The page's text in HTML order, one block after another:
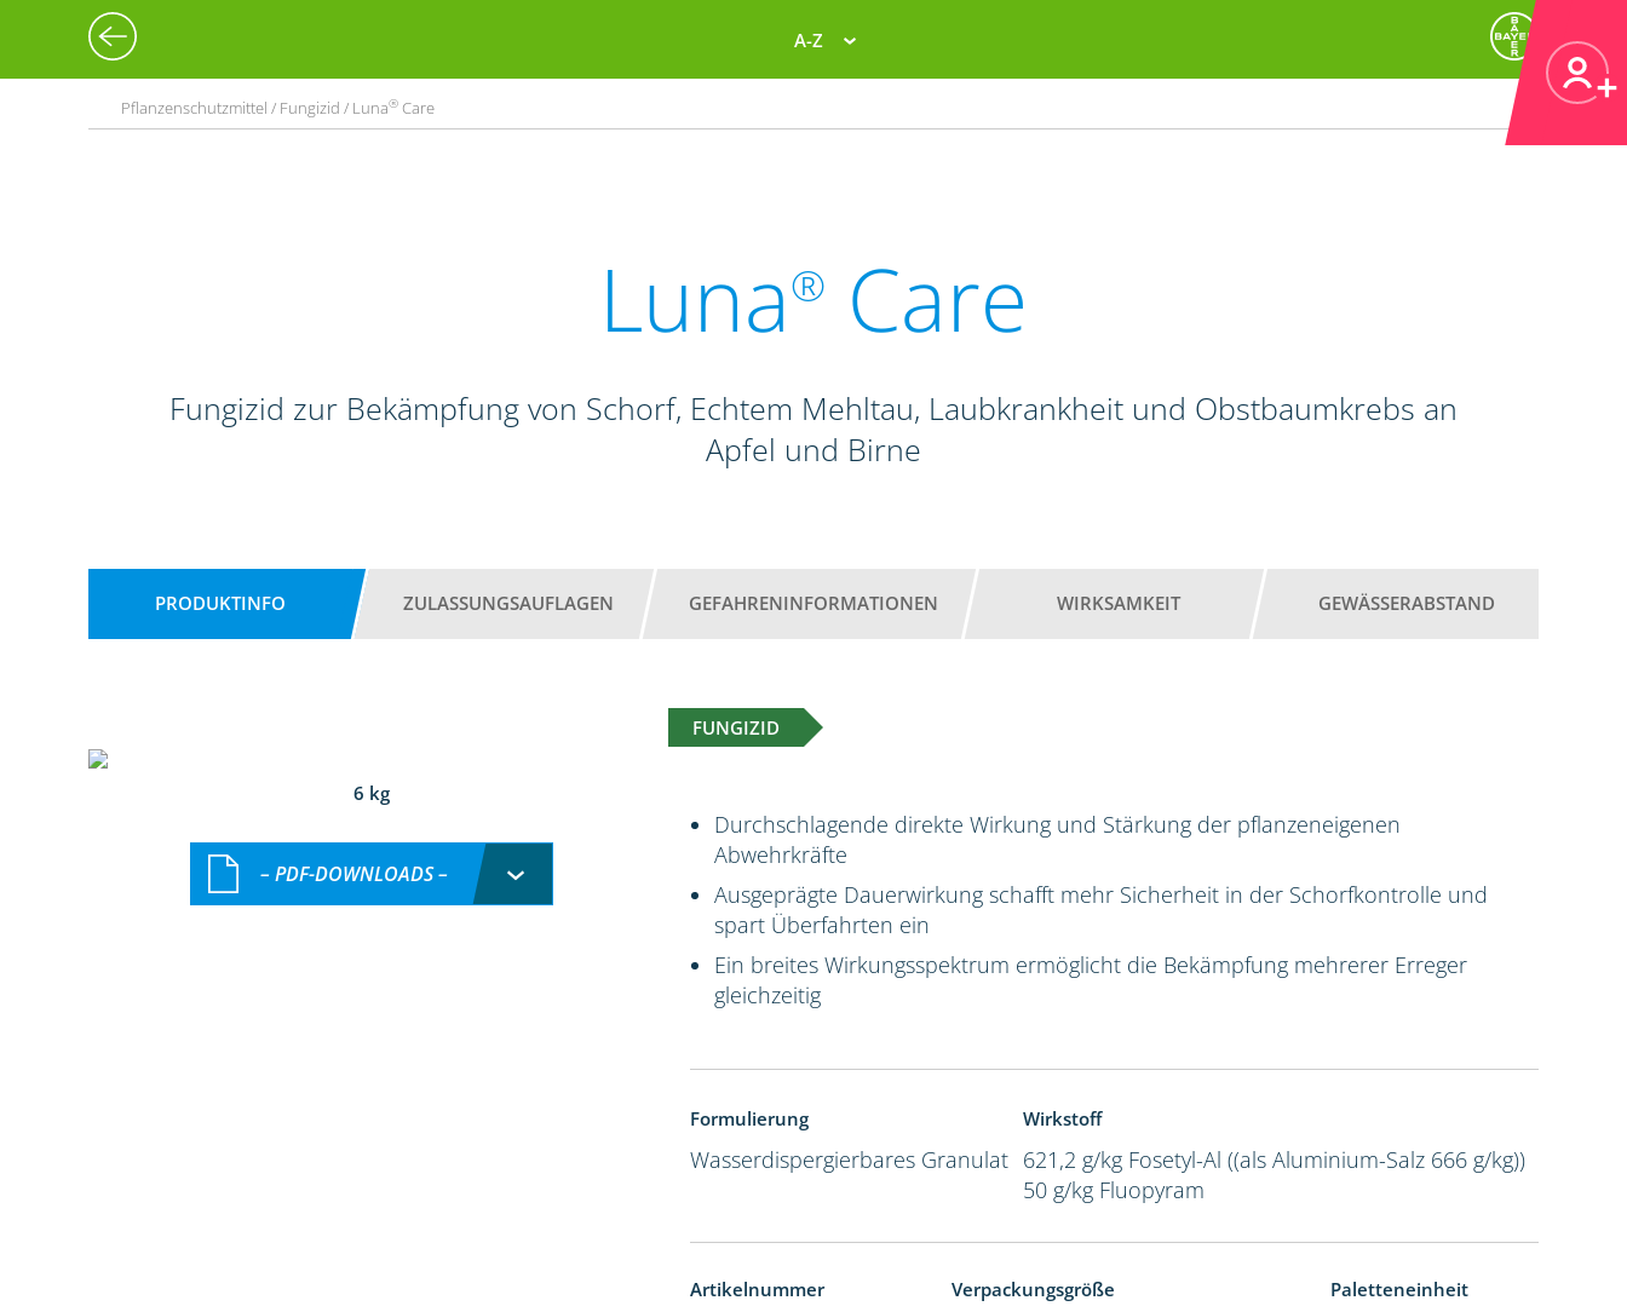
A-Z
Pflanzenschutzmittel / Fungizid / Luna® Care
Luna® Care
Fungizid zur Bekämpfung von Schorf, Echtem Mehltau, Laubkrankheit und Obstbaumkrebs an
Apfel und Birne
PRODUKTINFO ZULASSUNGSAUFLAGEN GEFAHRENINFORMATIONEN WIRKSAMKEIT GEWÄSSERABSTAND
FUNGIZID
6 kg
– PDF-DOWNLOADS –
Durchschlagende direkte Wirkung und Stärkung der pflanzeneigenen
Abwehrkräfte
Ausgeprägte Dauerwirkung schafft mehr Sicherheit in der Schorfkontrolle und
spart Überfahrten ein
Ein breites Wirkungsspektrum ermöglicht die Bekämpfung mehrerer Erreger
gleichzeitig
Formulierung
Wasserdispergierbares Granulat
Wirkstoff
621,2 g/kg Fosetyl-Al ((als Aluminium-Salz 666 g/kg))
50 g/kg Fluopyram
Artikelnummer Verpackungsgröße Paletteneinheit